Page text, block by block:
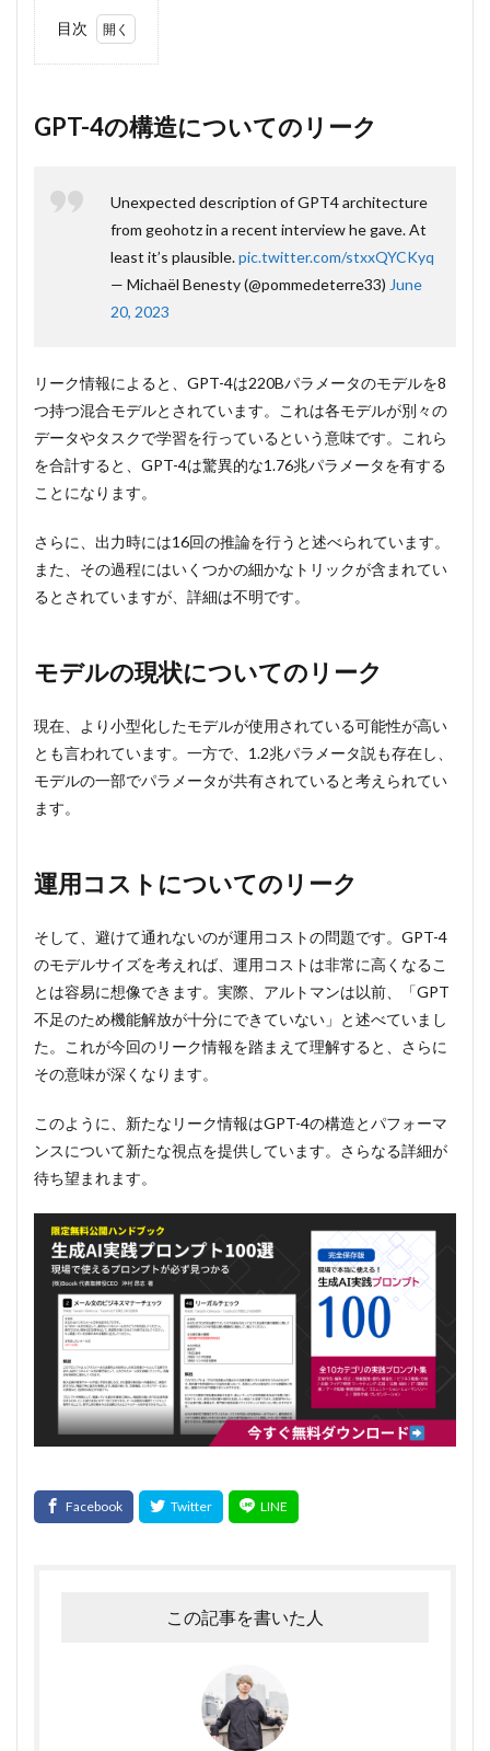
目次
構造
につ
ーク
3
運用
コス
トに
つい
ク
GPT-4の構造についてのリーク
Unexpected description of GPT4 architecture
from geohotz in a recent interview he gave. At
least it’s plausible.pic.twitter.com/stxxQYCKyq
— Michaël Benesty (@pommedeterre33) June
20, 2023
リーク情報によると、GPT-4は220Bパラメータのモデルを8
つ持つ混合モデルとされています。これは各モデルが別々の
データやタスクで学習を行っているという意味です。これら
を合計すると、GPT-4は驚異的な1.76兆パラメータを有する
ことになります。
さらに、出力時には16回の推論を行うと述べられています。
また、その過程にはいくつかの細かなトリックが含まれてい
るとされていますが、詳細は不明です。
モデルの現状についてのリーク
現在、より小型化したモデルが使用されている可能性が高い
とも言われています。一方で、1.2兆パラメータ説も存在し、
モデルの一部でパラメータが共有されていると考えられてい
ます。
運用コストについてのリーク
そして、避けて通れないのが運用コストの問題です。GPT-4
のモデルサイズを考えれば、運用コストは非常に高くなるこ
とは容易に想像できます。実際、アルトマンは以前、「GPT
不足のため機能解放が十分にできていない」と述べていまし
た。これが今回のリーク情報を踏まえて理解すると、さらに
その意味が深くなります。
このように、新たなリーク情報はGPT-4の構造とパフォーマ
ンスについて新たな視点を提供しています。さらなる詳細が
待ち望まれます。
この記事を書いた人